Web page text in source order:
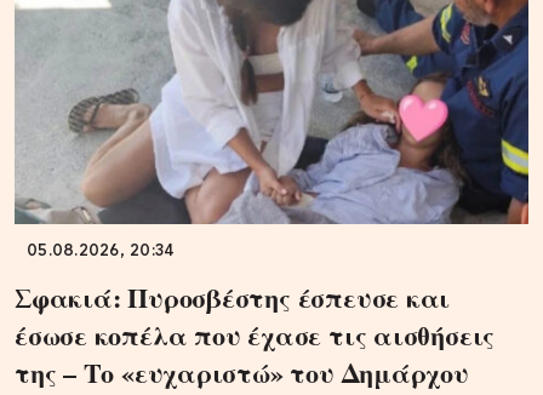
05.08.2026, 20:34
Σφακιά: Πυροσβέστης έσπευσε και
έσωσε κοπέλα που έχασε τις αισθήσεις
της – Το «ευχαριστώ» του Δημάρχου